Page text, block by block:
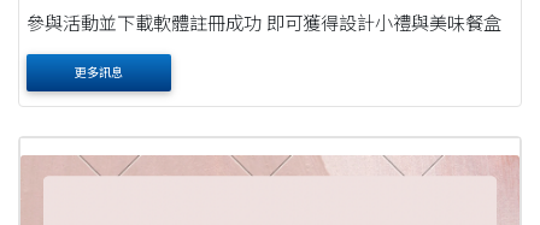
參與活動並下載軟體註冊成功 即可獲得設計小禮與美味餐盒
更多訊息